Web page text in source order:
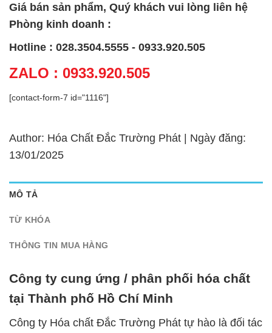
Giá bán sản phẩm, Quý khách vui lòng liên hệ
Phòng kinh doanh :
Hotline : 028.3504.5555 - 0933.920.505
ZALO : 0933.920.505
[contact-form-7 id="1116"]
Author: Hóa Chất Đắc Trường Phát | Ngày đăng:
13/01/2025
MÔ TẢ
TỪ KHÓA
THÔNG TIN MUA HÀNG
Công ty cung ứng / phân phối hóa chất
tại Thành phố Hồ Chí Minh
Công ty Hóa chất Đắc Trường Phát tự hào là đối tác